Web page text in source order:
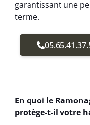
garantissant une
terme.
En quoi le
protège-t-il votre